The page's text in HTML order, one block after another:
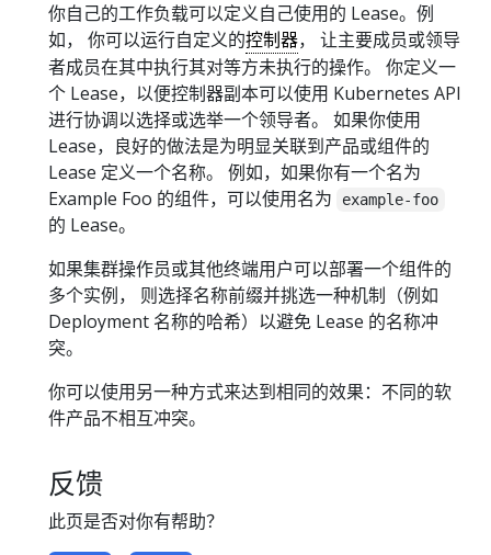
你自己的工作负载可以定义自己使用的 Lease。例
如， 你可以运行自定义的控制器， 让主要成员或领导
者成员在其中执行其对等方未执行的操作。 你定义一
个 Lease，以便控制器副本可以使用 Kubernetes API
进行协调以选择或选举一个领导者。 如果你使用
Lease，良好的做法是为明显关联到产品或组件的
Lease 定义一个名称。 例如，如果你有一个名为
Example Foo 的组件，可以使用名为
example-foo
的 Lease。
如果集群操作员或其他终端用户可以部署一个组件的
多个实例， 则选择名称前缀并挑选一种机制（例如
Deployment 名称的哈希）以避免 Lease 的名称冲
突。
你可以使用另一种方式来达到相同的效果：不同的软
件产品不相互冲突。
反馈
此页是否对你有帮助？